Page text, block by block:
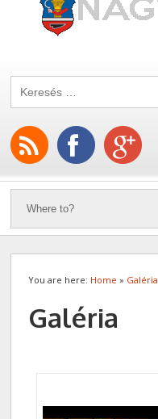
You are here: Home » Galéria
Galéria